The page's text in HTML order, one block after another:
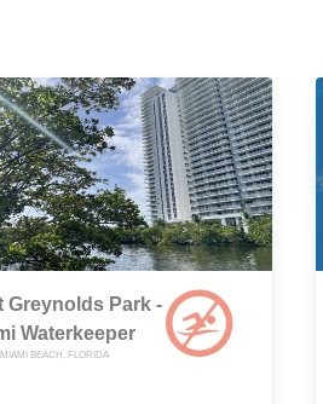
Greynolds Park -
Waterkeeper
BEACH, FLORIDA